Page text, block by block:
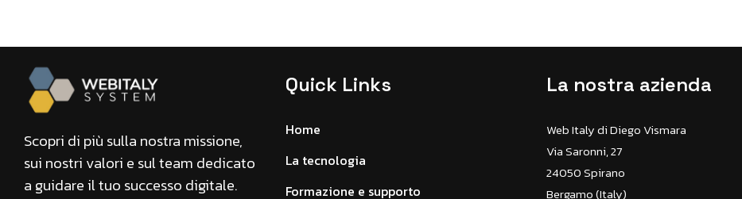
Scopri di più sulla nostra missione,
sui nostri valori e sul team dedicato
a guidare il tuo successo digitale.
Quick Links
Home
La tecnologia
Formazione e supporto
La nostra azienda
Web Italy di Diego Vismara
Via Saronni, 27
24050 Spirano
Bergamo (Italy)